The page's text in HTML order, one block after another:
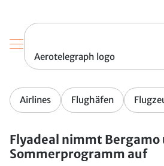
Aerotelegraph logo
Airlines Flughäfen
Flyadeal nimmt Bergamo
Sommerprogramm auf